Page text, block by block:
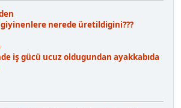
nerede üretildigini???
iş gücü ucuz oldugundan ayakkabıda